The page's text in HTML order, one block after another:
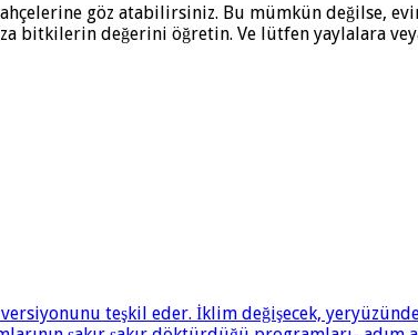
göz atabilirsiniz. Bu mümkün değilse,
bitkilerin değerini öğretin. Ve lütfen yaylalara